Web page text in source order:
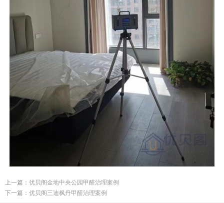
上一篇： 优贝阁金地中央公园甲醛治理案例
下一篇： 优贝阁三迪枫丹甲醛治理案例